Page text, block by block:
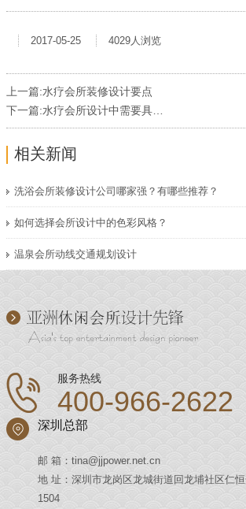
2017-05-25 4029人浏览
上一篇:水疗会所装修设计要点
下一篇:水疗会所设计中需要具备的功能
相关新闻
洗浴会所装修设计公司哪家强？有哪些推荐？
如何选择会所设计中的色彩风格？
温泉会所动线交通规划设计
服务热线
400-966-2622
深圳总部
邮 箱：tina@jjpower.net.cn
地 址：深圳市龙岗区龙城街道回龙埔社区仁
1504